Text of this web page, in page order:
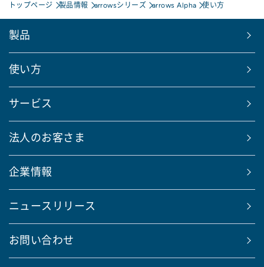
トップページ 製品情報 arrowsシリーズ arrows Alpha 使い方
製品
使い方
サービス
法人のお客さま
企業情報
ニュースリリース
お問い合わせ